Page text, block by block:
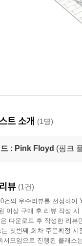
트 소개 (1명)
: Pink Floyd (핑크
뷰 (1건)
건의 우수리뷰를 선정하여
이상 구매 후 리뷰 작성 시
다운로드 후 작성한 리뷰
는 첫번째 회차 주문확정
서모임으로 진행된 클래스